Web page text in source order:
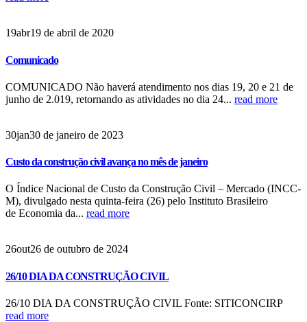
19abr19 de abril de 2020
Comunicado
COMUNICADO Não haverá atendimento nos dias 19, 20 e 21 de
junho de 2.019, retornando as atividades no dia 24... read more
30jan30 de janeiro de 2023
Custo da construção civil avança no mês de janeiro
O Índice Nacional de Custo da Construção Civil – Mercado (INCC-
M), divulgado nesta quinta-feira (26) pelo Instituto Brasileiro
de Economia da... read more
26out26 de outubro de 2024
26/10 DIA DA CONSTRUÇÃO CIVIL
26/10 DIA DA CONSTRUÇÃO CIVIL Fonte: SITICONCIRP
read more